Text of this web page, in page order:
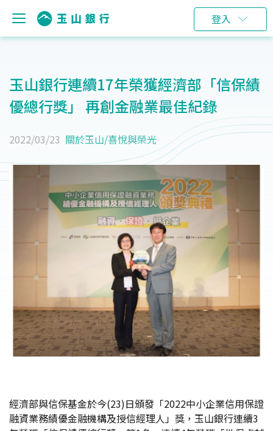
登入
玉山銀行連續17年榮獲經濟部「信保績
優總行獎」 再創金融業最佳紀錄
2022/03/23 關於玉山/喜悅與榮光
經濟部與信保基金於今(23)日頒發「2022中小企業信用保證
融資業務績優金融機構及授信經理人」獎，玉山銀行連續3